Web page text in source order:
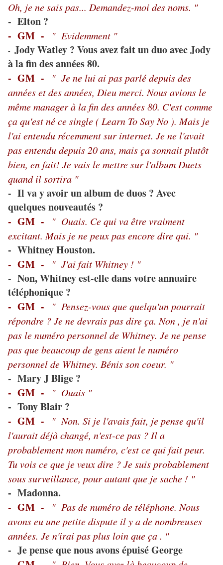
Oh, je ne sais pas... Demandez-moi des noms. "
- Elton ?
- GM -
" Evidemment "
- Jody Watley ? Vous avez fait un duo avec Jody
à la fin des années 80.
- GM -
" Je ne lui ai pas parlé depuis des
années et des années, Dieu merci. Nous avions le
même manager à la fin des années 80. C'est comme
ça qu'est né ce single ( Learn To Say No ). Mais je
l'ai entendu récemment sur internet. Je ne l'avait
pas entendu depuis 20 ans, mais ça sonnait plutôt
bien, en fait! Je vais le mettre sur l'album Duets
quand il sortira "
- Il va y avoir un album de duos ? Avec
quelques nouveautés ?
- GM -
" Ouais. Ce qui va être vraiment
excitant. Mais je ne peux pas encore dire qui. "
- Whitney Houston.
- GM -
" J'ai fait Whitney ! "
- Non, Whitney est-elle dans votre annuaire
téléphonique ?
- GM -
" Pensez-vous que quelqu'un pourrait
répondre ? Je ne devrais pas dire ça. Non , je n'ai
pas le numéro personnel de Whitney. Je ne pense
pas que beaucoup de gens aient le numéro
personnel de Whitney. Bénis son coeur. "
- Mary J Blige ?
- GM -
" Ouais "
- Tony Blair ?
- GM -
" Non. Si je l'avais fait, je pense qu'il
l'aurait déjà changé, n'est-ce pas ? Il a
probablement mon numéro, c'est ce qui fait peur.
Tu vois ce que je veux dire ? Je suis probablement
sous surveillance, pour autant que je sache ! "
- Madonna.
- GM -
" Pas de numéro de téléphone. Nous
avons eu une petite dispute il y a de nombreuses
années. Je n'irai pas plus loin que ça . "
- Je pense que nous avons épuisé George